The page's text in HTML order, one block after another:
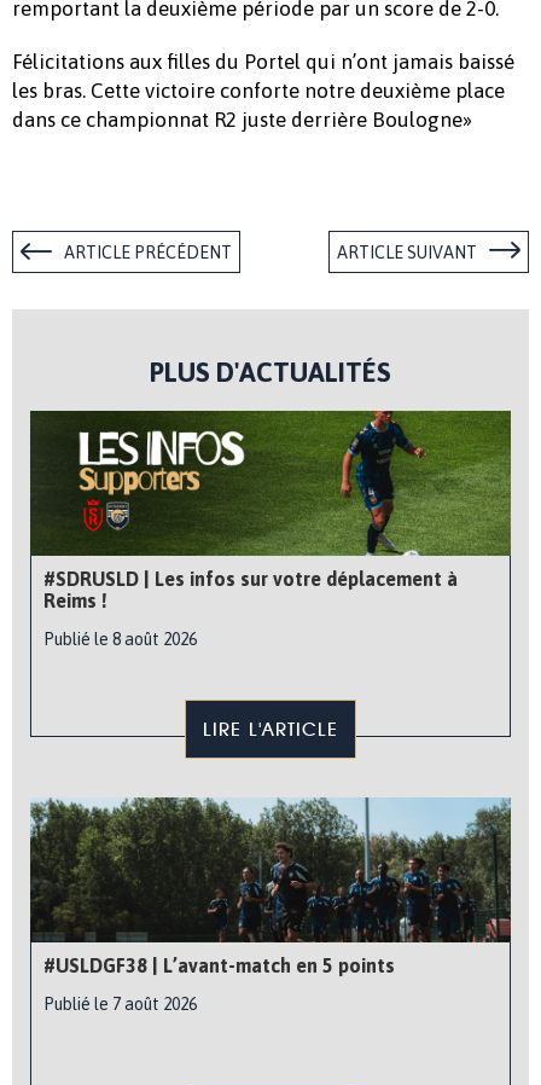
remportant la deuxième période par un score de 2-0.
Félicitations aux filles du Portel qui n’ont jamais baissé
les bras. Cette victoire conforte notre deuxième place
dans ce championnat R2 juste derrière Boulogne»
ARTICLE PRÉCÉDENT ARTICLE SUIVANT
PLUS D'ACTUALITÉS
#SDRUSLD | Les infos sur votre déplacement à
Reims !
Publié le 8 août 2026
LIRE L'ARTICLE
#USLDGF38 | L’avant-match en 5 points
Publié le 7 août 2026